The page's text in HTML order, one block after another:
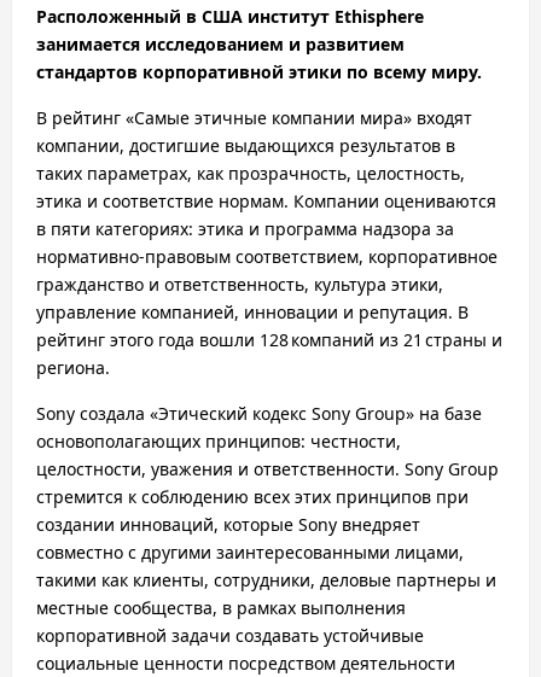
Расположенный в США институт Ethisphere
занимается исследованием и развитием
стандартов корпоративной этики по всему миру.
В рейтинг «Самые этичные компании мира» входят
компании, достигшие выдающихся результатов в
таких параметрах, как прозрачность, целостность,
этика и соответствие нормам. Компании оцениваются
в пяти категориях: этика и программа надзора за
нормативно-правовым соответствием, корпоративное
гражданство и ответственность, культура этики,
управление компанией, инновации и репутация. В
рейтинг этого года вошли 128 компаний из 21 страны и
региона.
Sony создала «Этический кодекс Sony Group» на базе
основополагающих принципов: честности,
целостности, уважения и ответственности. Sony Group
стремится к соблюдению всех этих принципов при
создании инноваций, которые Sony внедряет
совместно с другими заинтересованными лицами,
такими как клиенты, сотрудники, деловые партнеры и
местные сообщества, в рамках выполнения
корпоративной задачи создавать устойчивые
социальные ценности посредством деятельности